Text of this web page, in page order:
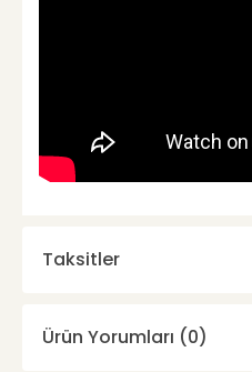
Taksitler
Ürün Yorumları (0)